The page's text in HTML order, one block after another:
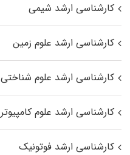
کارشناسی ارشد شیمی
کارشناسی ارشد علوم زمین
کارشناسی ارشد علوم شناختی
کارشناسی ارشد علوم کامپیوتر
کارشناسی ارشد فوتونیک